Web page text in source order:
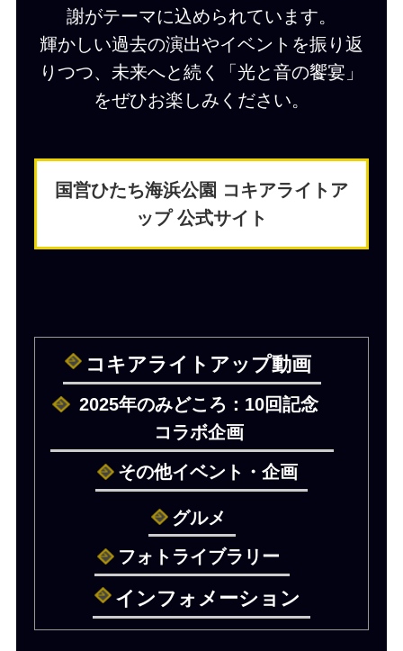
謝がテーマに込められています。
輝かしい過去の演出やイベントを振り返
りつつ、未来へと続く「光と⾳の饗宴」
をぜひお楽しみください。
国営ひたち海浜公園 コキアライトア
ップ 公式サイト
コキアライトアップ動画
2025年のみどころ：10回記念
コラボ企画
その他イベント・企画
グルメ
フォトライブラリー
インフォメーション